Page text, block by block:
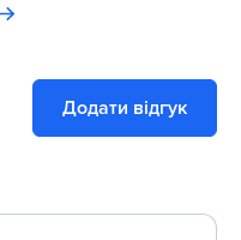
Додати відгук